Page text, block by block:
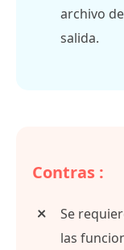
archivo
salida.
Contras :
Se
las